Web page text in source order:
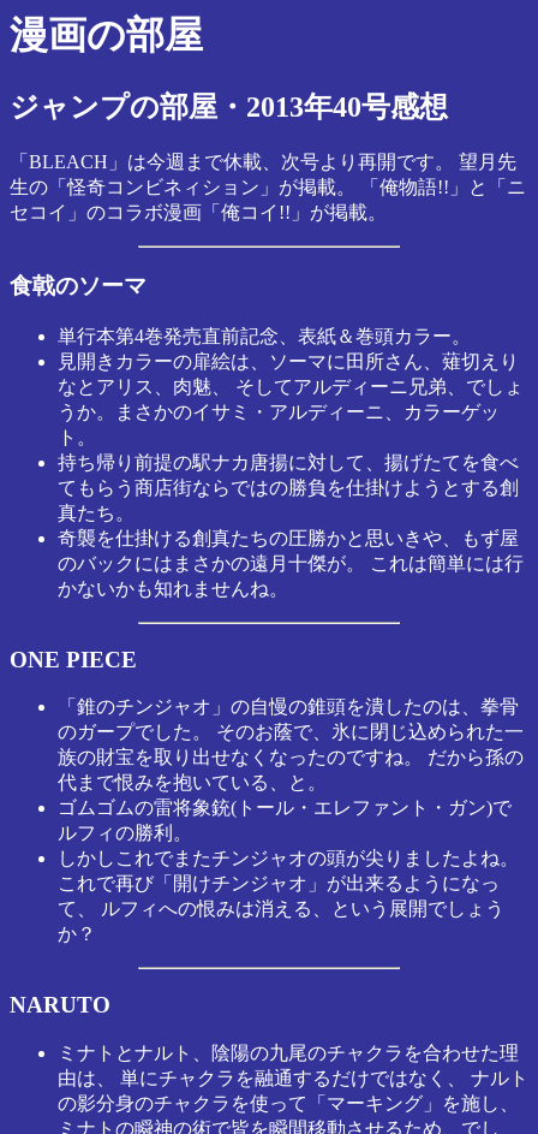
漫画の部屋
ジャンプの部屋・2013年40号感想
「BLEACH」は今週まで休載、次号より再開です。 望月先
生の「怪奇コンビネィション」が掲載。 「俺物語!!」と「ニ
セコイ」のコラボ漫画「俺コイ!!」が掲載。
食戟のソーマ
単行本第4巻発売直前記念、表紙＆巻頭カラー。
見開きカラーの扉絵は、ソーマに田所さん、薙切えり
なとアリス、肉魅、 そしてアルディーニ兄弟、でしょ
うか。まさかのイサミ・アルディーニ、カラーゲッ
ト。
持ち帰り前提の駅ナカ唐揚に対して、揚げたてを食べ
てもらう商店街ならではの勝負を仕掛けようとする創
真たち。
奇襲を仕掛ける創真たちの圧勝かと思いきや、もず屋
のバックにはまさかの遠月十傑が。 これは簡単には行
かないかも知れませんね。
ONE PIECE
「錐のチンジャオ」の自慢の錐頭を潰したのは、拳骨
のガープでした。 そのお蔭で、氷に閉じ込められた一
族の財宝を取り出せなくなったのですね。 だから孫の
代まで恨みを抱いている、と。
ゴムゴムの雷将象銃(トール・エレファント・ガン)で
ルフィの勝利。
しかしこれでまたチンジャオの頭が尖りましたよね。
これで再び「開けチンジャオ」が出来るようになっ
て、 ルフィへの恨みは消える、という展開でしょう
か？
NARUTO
ミナトとナルト、陰陽の九尾のチャクラを合わせた理
由は、 単にチャクラを融通するだけではなく、 ナルト
の影分身のチャクラを使って「マーキング」を施し、
ミナトの瞬神の術で皆を瞬間移動させるため、でし